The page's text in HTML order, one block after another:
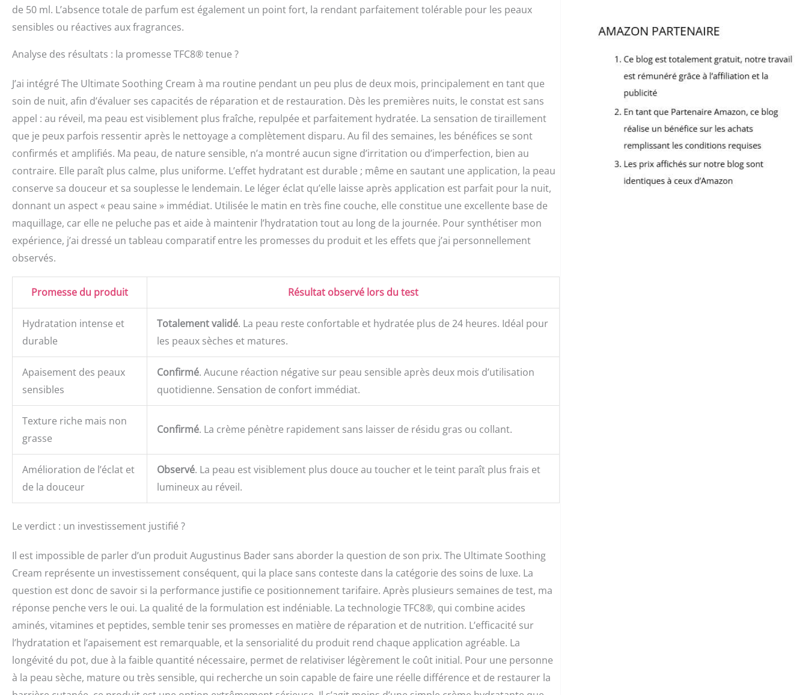
de 50 ml. L’absence totale de parfum est également un point fort, la rendant parfaitement tolérable pour les peaux
sensibles ou réactives aux fragrances.
Analyse des résultats : la promesse TFC8® tenue ?
J’ai intégré The Ultimate Soothing Cream à ma routine pendant un peu plus de deux mois, principalement en tant que
soin de nuit, afin d’évaluer ses capacités de réparation et de restauration. Dès les premières nuits, le constat est sans
appel : au réveil, ma peau est visiblement plus fraîche, repulpée et parfaitement hydratée. La sensation de tiraillement
que je peux parfois ressentir après le nettoyage a complètement disparu. Au fil des semaines, les bénéfices se sont
confirmés et amplifiés. Ma peau, de nature sensible, n’a montré aucun signe d’irritation ou d’imperfection, bien au
contraire. Elle paraît plus calme, plus uniforme. L’effet hydratant est durable ; même en sautant une application, la peau
conserve sa douceur et sa souplesse le lendemain. Le léger éclat qu’elle laisse après application est parfait pour la nuit,
donnant un aspect « peau saine » immédiat. Utilisée le matin en très fine couche, elle constitue une excellente base de
maquillage, car elle ne peluche pas et aide à maintenir l’hydratation tout au long de la journée. Pour synthétiser mon
expérience, j’ai dressé un tableau comparatif entre les promesses du produit et les effets que j’ai personnellement
observés.
Promesse du produit Résultat observé lors du test
Hydratation intense et
durable
Totalement validé. La peau reste confortable et hydratée plus de 24 heures. Idéal pour
les peaux sèches et matures.
Apaisement des peaux
sensibles
Confirmé. Aucune réaction négative sur peau sensible après deux mois d’utilisation
quotidienne. Sensation de confort immédiat.
Texture riche mais non
grasse
Confirmé. La crème pénètre rapidement sans laisser de résidu gras ou collant.
Amélioration de l’éclat et
de la douceur
Observé. La peau est visiblement plus douce au toucher et le teint paraît plus frais et
lumineux au réveil.
Le verdict : un investissement justifié ?
Il est impossible de parler d’un produit Augustinus Bader sans aborder la question de son prix. The Ultimate Soothing
Cream représente un investissement conséquent, qui la place sans conteste dans la catégorie des soins de luxe. La
question est donc de savoir si la performance justifie ce positionnement tarifaire. Après plusieurs semaines de test, ma
réponse penche vers le oui. La qualité de la formulation est indéniable. La technologie TFC8®, qui combine acides
aminés, vitamines et peptides, semble tenir ses promesses en matière de réparation et de nutrition. L’efficacité sur
l’hydratation et l’apaisement est remarquable, et la sensorialité du produit rend chaque application agréable. La
longévité du pot, due à la faible quantité nécessaire, permet de relativiser légèrement le coût initial. Pour une personne
à la peau sèche, mature ou très sensible, qui recherche un soin capable de faire une réelle différence et de restaurer la